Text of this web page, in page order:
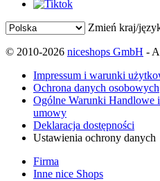
Zmień kraj/
© 2010-2026 niceshops GmbH -
Impressum i warunki
Ochrona danych osobowych
Ogólne Warunki Handlowe
umowy
Deklaracja dostępności
Ustawienia ochrony danych
Firma
Inne nice Shops